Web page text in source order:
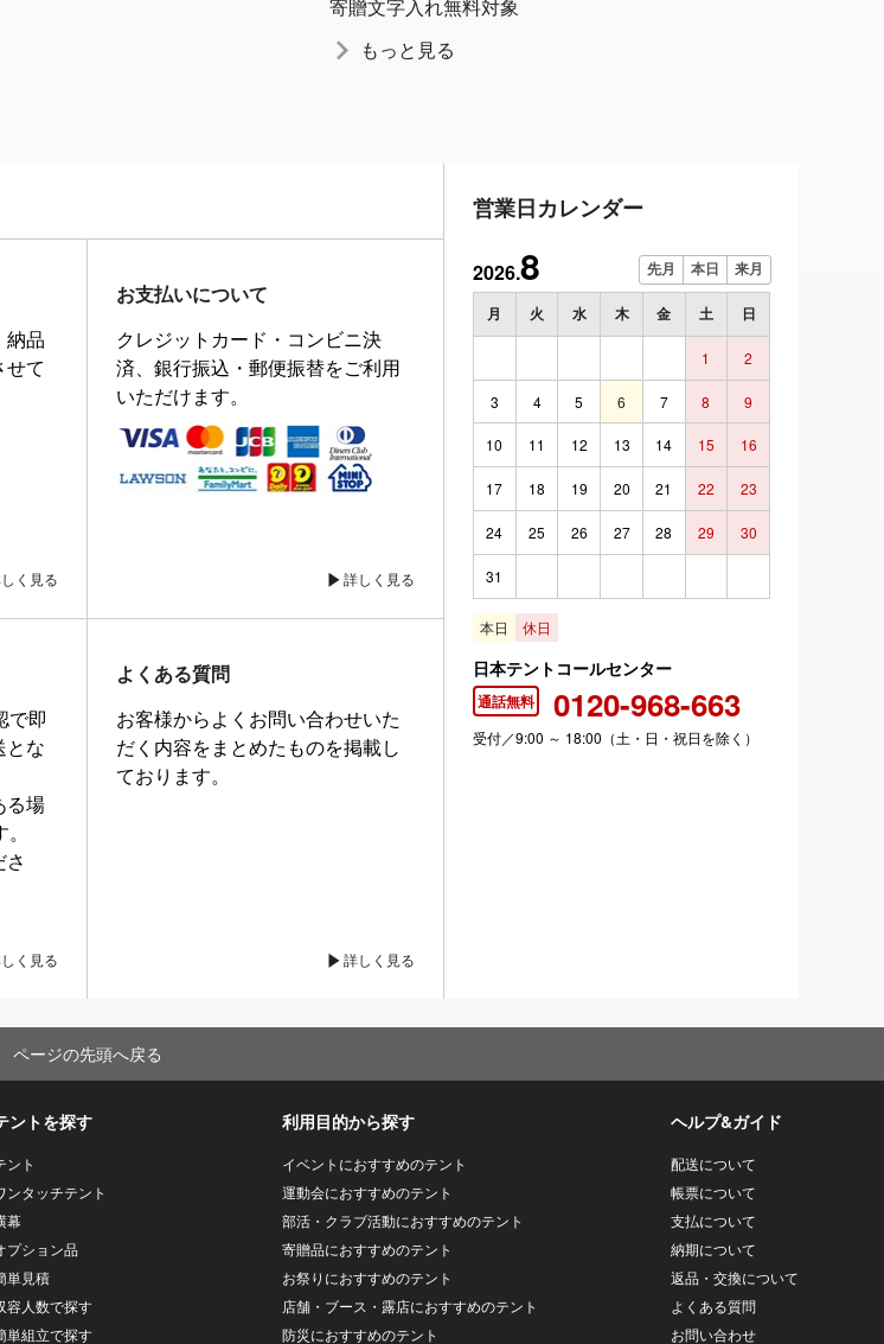
寄贈文字入れ無料対象
もっと見る
営業日カレンダー
2026.8 先月 本日 来月
月 火 水 木 金 土 日
1 2
3 4 5 6 7 8 9
10 11 12 13 14 15 16
17 18 19 20 21 22 23
24 25 26 27 28 29 30
31
本日 休日
日本テントコールセンター
通話無料 0120-968-663
受付／9:00 ～ 18:00（土・日・祝日を除く）
納品
て
く見る
お支払いについて
クレジットカード・コンビニ決
済、銀行振込・郵便振替をご利用
いただけます。
詳しく見る
で即
とな
る場
く見る
よくある質問
お客様からよくお問い合わせいた
だく内容をまとめたものを掲載し
ております。
詳しく見る
ページの先頭へ戻る
ントを探す
ント
ンタッチテント
幕
プション品
単見積
容人数で探す
単組立で探す
利用目的から探す
イベントにおすすめのテント
運動会におすすめのテント
部活・クラブ活動におすすめのテント
寄贈品におすすめのテント
お祭りにおすすめのテント
店舗・ブース・露店におすすめのテント
防災におすすめのテント
ヘルプ&ガイド
配送について
帳票について
支払について
納期について
返品・交換について
よくある質問
お問い合わせ